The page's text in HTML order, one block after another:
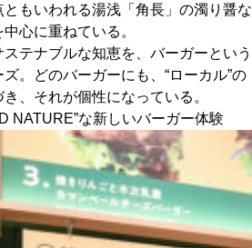
もいわれる湯浅「角長」の濁り醤な
心に重ねている。
テナブルな知恵を、バーガーという
。どのバーガーにも、“ローカル”の
、それが個性になっている。
NATURE”な新しいバーガー体験